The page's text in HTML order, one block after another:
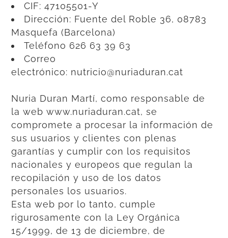
CIF: 47105501-Y
Dirección: Fuente del Roble 36, 08783
Masquefa (Barcelona)
Teléfono 626 63 39 63
Correo
electrónico: nutricio@nuriaduran.cat
Nuria Duran Martí, como responsable de
la web www.nuriaduran.cat, se
compromete a procesar la información de
sus usuarios y clientes con plenas
garantías y cumplir con los requisitos
nacionales y europeos que regulan la
recopilación y uso de los datos
personales los usuarios.
Esta web por lo tanto, cumple
rigurosamente con la Ley Orgánica
15/1999, de 13 de diciembre, de